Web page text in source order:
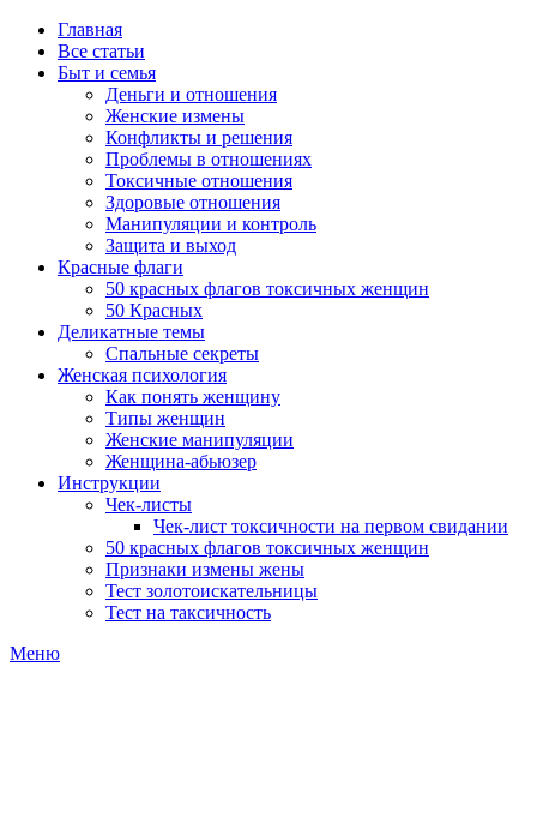
Главная
Все статьи
Быт и семья
Деньги и отношения
Женские измены
Конфликты и решения
Проблемы в отношениях
Токсичные отношения
Здоровые отношения
Манипуляции и контроль
Защита и выход
Красные флаги
50 красных флагов токсичных женщин
50 Красных
Деликатные темы
Спальные секреты
Женская психология
Как понять женщину
Типы женщин
Женские манипуляции
Женщина-абьюзер
Инструкции
Чек-листы
Чек-лист токсичности на первом свидании
50 красных флагов токсичных женщин
Признаки измены жены
Тест золотоискательницы
Тест на таксичность
Меню